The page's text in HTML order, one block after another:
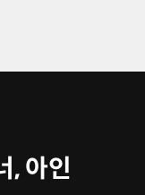
, 아인